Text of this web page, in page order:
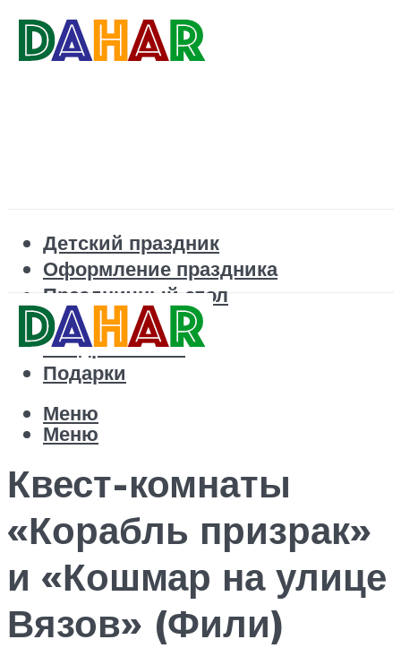
Детский праздник
Оформление праздника
Праздничный стол
Корпоратив
Поздравления
Подарки
Меню
Меню
Квест-комнаты
«Корабль призрак»
и «Кошмар на улице
Вязов» (Фили)